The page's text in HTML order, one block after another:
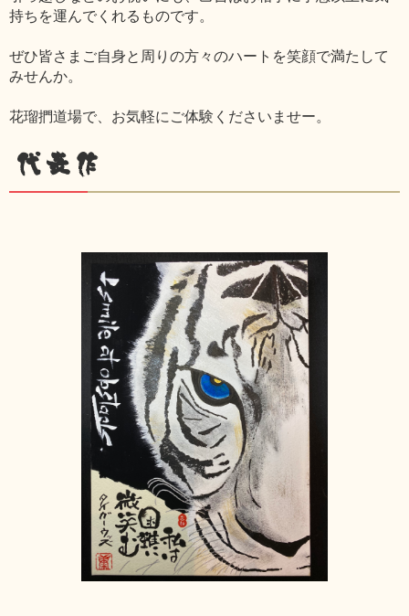
持ちを運んでくれるものです。
ぜひ皆さまご自身と周りの方々のハートを笑顔で満たして
みせんか。
花瑠捫道場で、お気軽にご体験くださいませー。
代表作